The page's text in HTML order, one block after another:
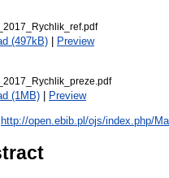
(497kB) | Preview
(1MB) | Preview
http://open.ebib.pl/ojs/index.php/